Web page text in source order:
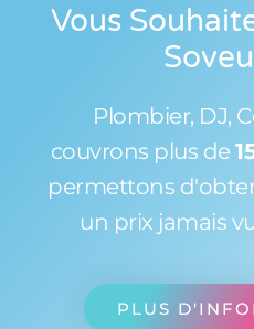
Vous
Plombier, DJ,
couvrons plus de
permettons
un prix jamais
PLUS